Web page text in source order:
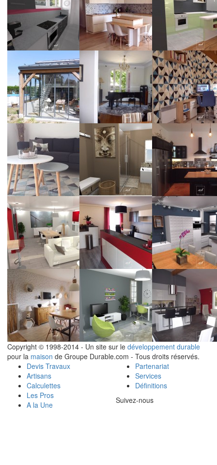
Copyright © 1998-2014 - Un site sur le développement durable
pour la maison de Groupe Durable.com - Tous droits réservés.
Devis Travaux
Artisans
Calculettes
Les Pros
A la Une
Partenariat
Services
Définitions
Suivez-nous